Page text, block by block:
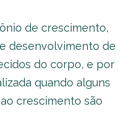
de crescimento,
desenvolvimento de
do corpo, e por
quando alguns
crescimento são